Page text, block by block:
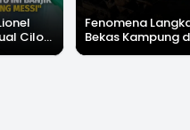
Cilok
Ini
Fenomena
Bekas Kampung
Dasar Waduk